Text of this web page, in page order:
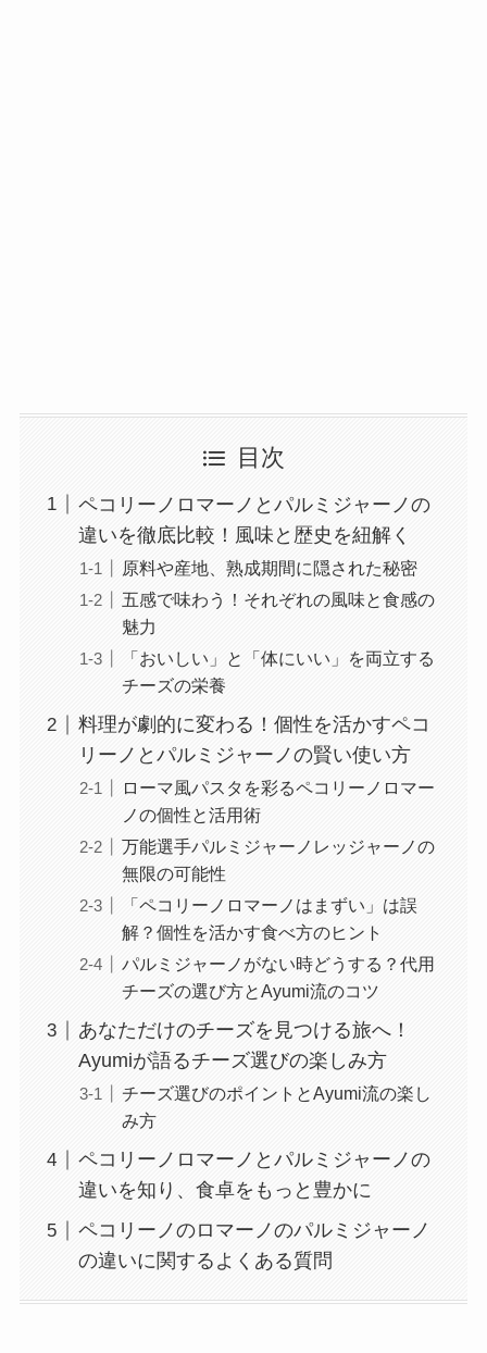
目次
ペコリーノロマーノとパルミジャーノの
違いを徹底比較！風味と歴史を紐解く
原料や産地、熟成期間に隠された秘密
五感で味わう！それぞれの風味と食感の
魅力
「おいしい」と「体にいい」を両立する
チーズの栄養
料理が劇的に変わる！個性を活かすペコ
リーノとパルミジャーノの賢い使い方
ローマ風パスタを彩るペコリーノロマー
ノの個性と活用術
万能選手パルミジャーノレッジャーノの
無限の可能性
「ペコリーノロマーノはまずい」は誤
解？個性を活かす食べ方のヒント
パルミジャーノがない時どうする？代用
チーズの選び方とAyumi流のコツ
あなただけのチーズを見つける旅へ！
Ayumiが語るチーズ選びの楽しみ方
チーズ選びのポイントとAyumi流の楽し
み方
ペコリーノロマーノとパルミジャーノの
違いを知り、食卓をもっと豊かに
ペコリーノのロマーノのパルミジャーノ
の違いに関するよくある質問